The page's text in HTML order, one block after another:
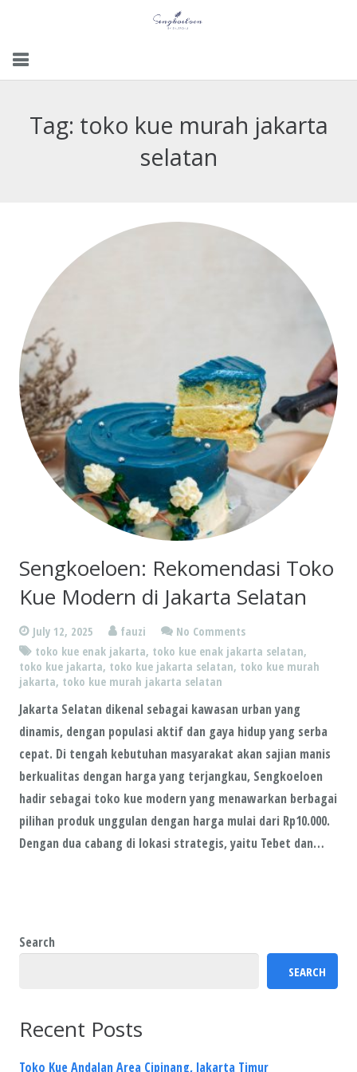
Gallery
Tag: toko kue murah jakarta
selatan
Sengkoeloen: Rekomendasi Toko
Kue Modern di Jakarta Selatan
July 12, 2025 fauzi
No Comments
toko kue enak jakarta, toko kue enak jakarta selatan,
toko kue jakarta, toko kue jakarta selatan, toko kue murah
jakarta, toko kue murah jakarta selatan
Jakarta Selatan dikenal sebagai kawasan urban yang
dinamis, dengan populasi aktif dan gaya hidup yang serba
cepat. Di tengah kebutuhan masyarakat akan sajian manis
berkualitas dengan harga yang terjangkau, Sengkoeloen
hadir sebagai toko kue modern yang menawarkan berbagai
pilihan produk unggulan dengan harga mulai dari Rp10.000.
Dengan dua cabang di lokasi strategis, yaitu Tebet dan…
Search
SEARCH
Recent Posts
Toko Kue Andalan Area Cipinang, Jakarta Timur